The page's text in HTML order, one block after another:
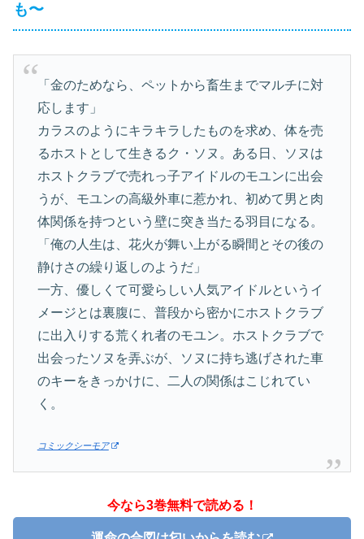
も〜
「金のためなら、ペットから畜生までマルチに対
応します」
カラスのようにキラキラしたものを求め、体を売
るホストとして生きるク・ソヌ。ある日、ソヌは
ホストクラブで売れっ子アイドルのモユンに出会
うが、モユンの高級外車に惹かれ、初めて男と肉
体関係を持つという壁に突き当たる羽目になる。
「俺の人生は、花火が舞い上がる瞬間とその後の
静けさの繰り返しのようだ」
一方、優しくて可愛らしい人気アイドルというイ
メージとは裏腹に、普段から密かにホストクラブ
に出入りする荒くれ者のモユン。ホストクラブで
出会ったソヌを弄ぶが、ソヌに持ち逃げされた車
のキーをきっかけに、二人の関係はこじれてい
く。
コミックシーモア
今なら3巻無料で読める！